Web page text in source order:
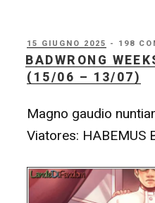
6/11)”
PUBBLICATO
IL
15 GIUGNO 2025 - 198
BADWRONG
(15/06 – 13/07)
Magno gaudio
Viatores: HABEMUS